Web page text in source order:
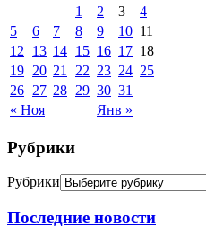
« Ноя Янв »
1 2 3
4
5
6 7 8 9 10 11
12
13 14 15 16 17 18
19 20 21 22 23 24 25
26 27 28 29 30 31
Рубрики
Рубрики
Последние новости